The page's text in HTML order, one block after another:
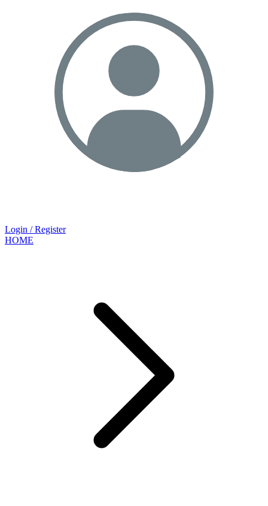
Login / Register
HOME